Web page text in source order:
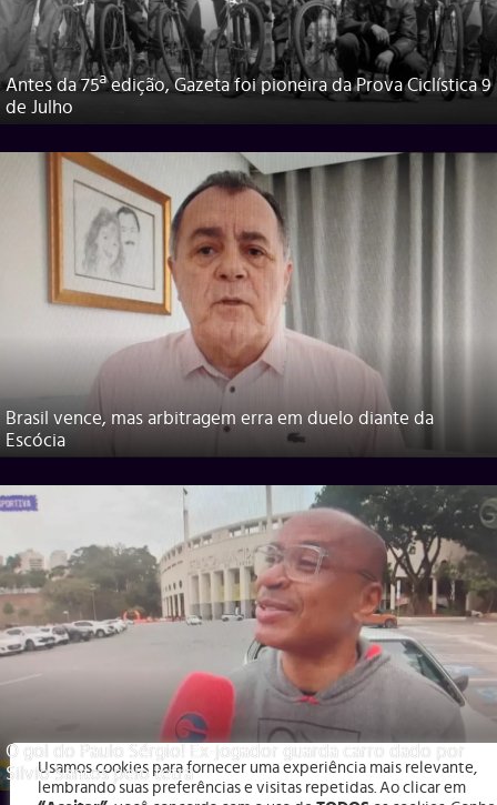
Antes da 75ª edição, Gazeta foi pioneira da Prova Ciclística 9
de Julho
Brasil vence, mas arbitragem erra em duelo diante da
Escócia
O gol do Paulo Sérgio! Ex-jogador guarda carro dado por
Silvio Santos pelo tetra
Usamos cookies para fornecer uma experiência mais relevante,
lembrando suas preferências e visitas repetidas. Ao clicar em